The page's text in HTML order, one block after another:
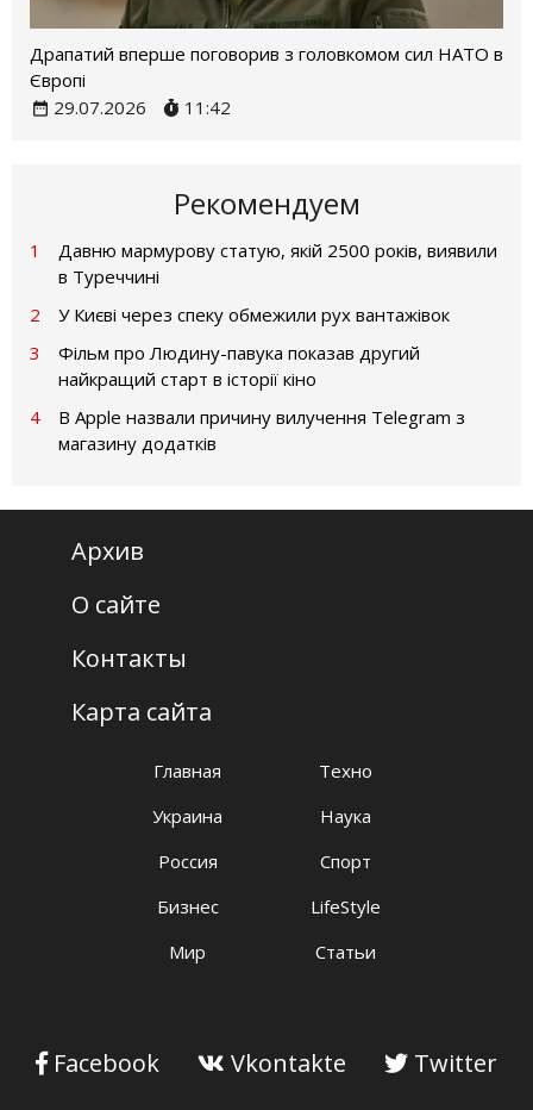
Драпатий вперше поговорив з головкомом сил НАТО в
Європі
29.07.2026
11:42
Рекомендуем
1
Давню мармурову статую, якій 2500 років, виявили
в Туреччині
2
У Києві через спеку обмежили рух вантажівок
3
Фільм про Людину-павука показав другий
найкращий старт в історії кіно
4
В Apple назвали причину вилучення Telegram з
магазину додатків
Главная
Украина
Россия
Бизнес
Мир
Техно
Наука
Спорт
LifeStyle
Статьи
Facebook Vkontakte Twitter
Архив
О сайте
Контакты
Карта сайта